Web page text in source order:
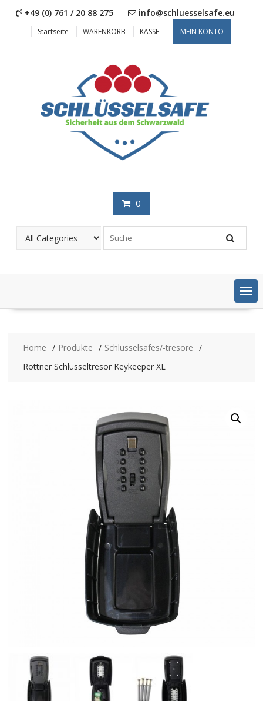
+49 (0) 761 / 20 88 275 info@schluesselsafe.eu
Startseite WARENKORB KASSE MEIN KONTO
0
Home Produkte
Schlüsselsafes/-tresore
Rottner Schlüsseltresor Keykeeper XL